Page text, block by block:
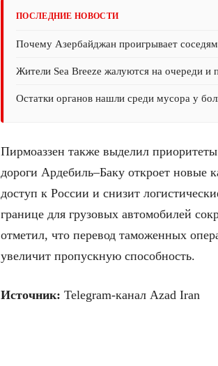
ПОСЛЕДНИЕ НОВОСТИ
Почему Азербайджан проигрывает соседям
Жители Sea Breeze жалуются на очереди и
Остатки органов нашли среди мусора у
Пирмоаззен также выделил
дороги Ардебиль–Баку откроет новые
доступ к России и снизит
границе для грузовых автомобилей
отметил, что перевод таможенных
увеличит пропускную способность.
Источник: Telegram-канал Azad Iran